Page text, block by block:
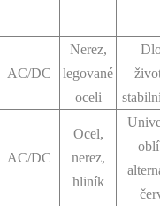
AC/DC
Nerez,
legované
oceli
AC/DC
Ocel,
nerez,
hliník